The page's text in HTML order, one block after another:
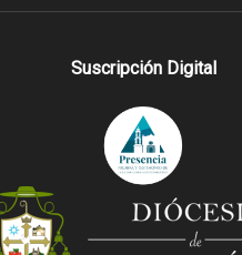
Suscripción Digital